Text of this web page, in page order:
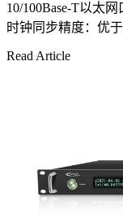
10/100Base-T以太
时钟同步精度：优
Read Article